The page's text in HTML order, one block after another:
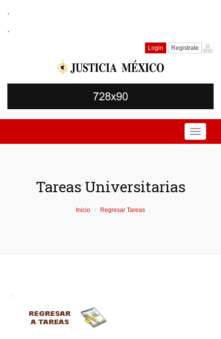
.
.
Login Registrate
Toggle
Tareas Universitarias
Inicio Regresar Tareas